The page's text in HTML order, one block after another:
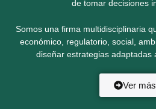
de tomar decisiones
Somos una firma multidisciplinaria
económico, regulatorio, social,
diseñar estrategias adaptadas
Ver más